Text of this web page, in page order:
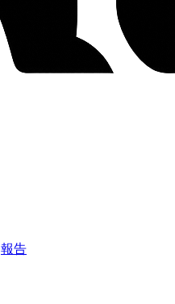
報告